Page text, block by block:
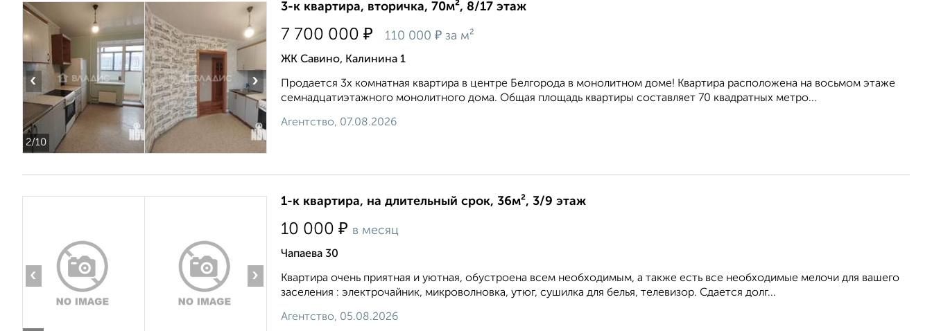
2/10
‹ ›
3-к квартира, вторичка, 70м², 8/17 этаж
7 700 000 ₽ 110 000 ₽ за м²
ЖК Савино, Калинина 1
Продается 3х комнатная квартира в центре Белгорода в монолитном доме! Квартира расположена на восьмом этаже
семнадцатиэтажного монолитного дома. Общая площадь квартиры составляет 70 квадратных метро...
Агентство, 07.08.2026
‹ ›
1-к квартира, на длительный срок, 36м², 3/9 этаж
10 000 ₽ в месяц
Чапаева 30
Квартира очень приятная и уютная, обустроена всем необходимым, а также есть все необходимые мелочи для вашего
заселения : электрочайник, микроволновка, утюг, сушилка для белья, телевизор. Сдается долг...
Агентство, 05.08.2026